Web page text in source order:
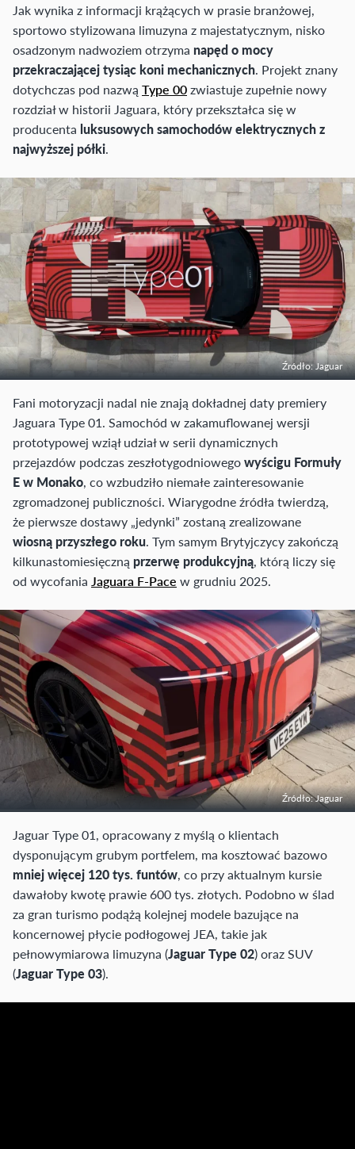
Jak wynika z informacji krążących w prasie branżowej,
sportowo stylizowana limuzyna z majestatycznym, nisko
osadzonym nadwoziem otrzyma napęd o mocy
przekraczającej tysiąc koni mechanicznych. Projekt znany
dotychczas pod nazwą Type 00zwiastuje zupełnie nowy
rozdział w historii Jaguara, który przekształca się w
producenta luksusowych samochodów elektrycznych z
najwyższej półki.
Źródło: Jaguar
Fani motoryzacji nadal nie znają dokładnej daty premiery
Jaguara Type 01. Samochód w zakamuflowanej wersji
prototypowej wziął udział w serii dynamicznych
przejazdów podczas zeszłotygodniowegowyścigu Formuły
E w Monako, co wzbudziło niemałe zainteresowanie
zgromadzonej publiczności. Wiarygodne źródła twierdzą,
że pierwsze dostawy „jedynki” zostaną zrealizowane
wiosną przyszłego roku. Tym samym Brytyjczycy zakończą
kilkunastomiesięczną przerwę produkcyjną, którą liczy się
od wycofania Jaguara F-Pace w grudniu 2025.
Źródło: Jaguar
Jaguar Type 01, opracowany z myślą o klientach
dysponującym grubym portfelem, ma kosztować bazowo
mniej więcej 120 tys. funtów, co przy aktualnym kursie
dawałoby kwotę prawie 600 tys. złotych. Podobno w ślad
za gran turismo podążą kolejnej modele bazujące na
koncernowej płycie podłogowej JEA, takie jak
pełnowymiarowa limuzyna (Jaguar Type 02) oraz SUV
(Jaguar Type 03).